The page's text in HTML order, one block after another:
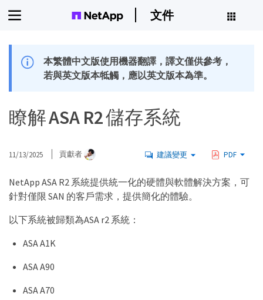
文件
本繁體中文版使用機器翻譯，譯文僅供參考，
若與英文版本牴觸，應以英文版本為準。
瞭解 ASA R2 儲存系統
11/13/2025 貢獻者 建議變更 PDF
NetApp ASA R2 系統提供統一化的硬體與軟體解決方案，可
針對僅限 SAN 的客戶需求，提供簡化的體驗。
以下系統被歸類為ASA r2 系統：
ASA A1K
ASA A90
ASA A70